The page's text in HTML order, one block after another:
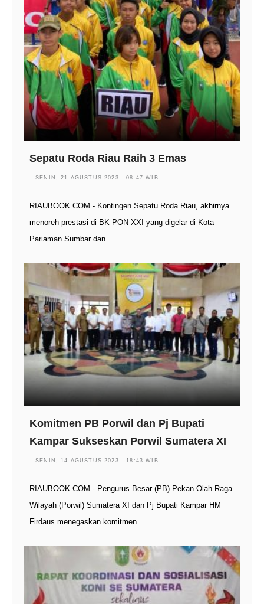
Sepatu Roda Riau Raih 3 Emas
SENIN, 21 AGUSTUS 2023 - 08:47 WIB
RIAUBOOK.COM - Kontingen Sepatu Roda Riau, akhirnya
menoreh prestasi di BK PON XXI yang digelar di Kota
Pariaman Sumbar dan…
Komitmen PB Porwil dan Pj Bupati
Kampar Sukseskan Porwil Sumatera XI
SENIN, 14 AGUSTUS 2023 - 18:43 WIB
RIAUBOOK.COM - Pengurus Besar (PB) Pekan Olah Raga
Wilayah (Porwil) Sumatera XI dan Pj Bupati Kampar HM
Firdaus menegaskan komitmen…